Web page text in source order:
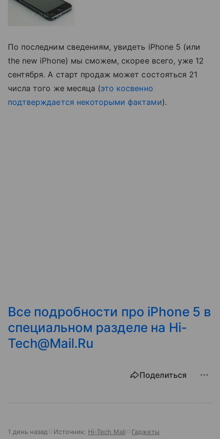
По последним сведениям, увидеть iPhone 5 (или
the new iPhone) мы сможем, скорее всего, уже 12
сентября. А старт продаж может состояться 21
числа того же месяца (это косвенно
подтверждается некоторыми фактами).
Все подробности про iPhone 5 в
специальном разделе на Hi-
Tech@Mail.Ru
Поделиться
1 день назад Источник: Hi-Tech Mail Гаджеты